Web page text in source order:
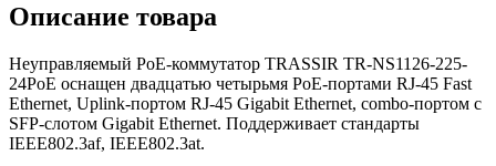
Описание товара
Неуправляемый РоЕ-коммутатор TRASSIR TR-NS1126-225-
24PoE оснащен двадцатью четырьмя РоЕ-портами RJ-45 Fast
Ethernet, Uplink-портом RJ-45 Gigabit Ethernet, combo-портом с
SFP-слотом Gigabit Ethernet. Поддерживает стандарты
IEEE802.3af, IEEE802.3at.